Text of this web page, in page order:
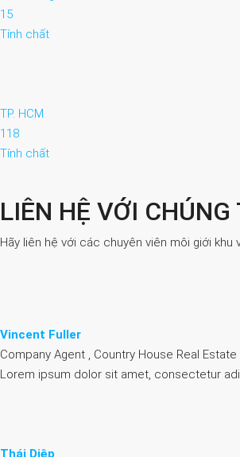
15
Tính chất
TP. HCM
118
Tính chất
LIÊN HỆ VỚI CHÚNG
Hãy liên hệ với các chuyên viên môi giới
Vincent Fuller
Company Agent , Country House Real Estate
Lorem ipsum dolor sit amet, consectetur
Thái Diệp